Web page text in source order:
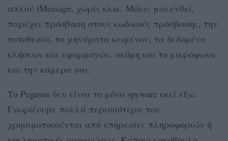
απλού iMessage, χωρίς κλικ. Μόλις μολυνθεί,
παρέχει πρόσβαση στους κωδικούς πρόσβασης, την
τοποθεσία, τα μηνύματα κειμένου, τα δεδομένα
κλήσεων και εφαρμογών, ακόμη και το μικρόφωνο
και την κάμερα σας.
Το Pegasus δεν είναι το μόνο spyware εκεί έξω.
Γνωρίζουμε πολλά περισσότερα που
χρησιμοποιούνται από υπηρεσίες πληροφοριών ή